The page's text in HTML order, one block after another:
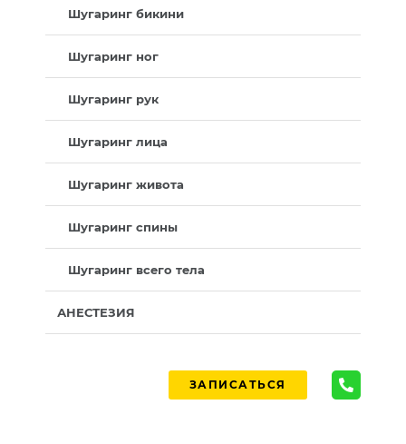
Шугаринг бикини
Шугаринг ног
Шугаринг рук
Шугаринг лица
Шугаринг живота
Шугаринг спины
Шугаринг всего тела
АНЕСТЕЗИЯ
ЗАПИСАТЬСЯ